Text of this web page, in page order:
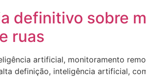
definitivo sobre
ruas
artificial, monitoramento
definição, inteligência artificial,